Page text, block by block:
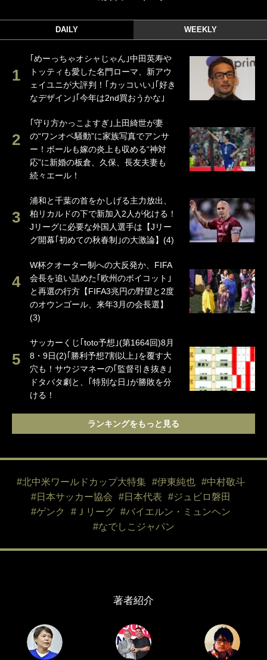
DAILY WEEKLY
｢めーっちゃオシャじゃん｣中田英寿や
トッティも愛した名門ローマ、新アウ
ェイユニが大評判！｢カッコいい｣｢好き
なデザイン｣｢今年は2nd買おうかな｣
｢守り方かっこよすぎ｣上田綺世が妻
の“ワンオペ騒動”に家族写真でアンサ
ー！ボールも嫁の炎上も収める“神対
応”に新婚の板倉、久保、長友夫妻も
続々エール！
浦和と千葉の首をかしげる主力放出、
柏リカルドの下で新加入2人が化ける！
Jリーグに必要な外国人選手は【Jリー
グ開幕｢初めての秋春制｣の大激論】(4)
W杯クオーター制への大反発か、FIFA
会長を追い詰めた｢欧州のボイコット｣
と再選の行方【FIFA3兆円の野望と2度
のオウンゴール、来年3月の会長選】
(3)
サッカーくじ｢toto予想｣(第1664回)8月
8・9日(2)｢勝利予想7割以上｣を覆す大
穴も！サウジマネーの｢監督引き抜き｣
ドタバタ劇と、｢特別な日｣が勝敗を分
ける！
ランキングをもっと見る
#北中米ワールドカップ大特集 #伊東純也
#中村敬斗
#日本サッカー協会
#日本代表
#ジュビロ磐田
#ゲンク
#Ｊリーグ
#バイエルン・ミュンヘン
#なでしこジャパン
著者紹介